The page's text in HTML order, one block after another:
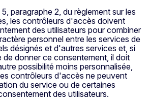
paragraphe 2, du règlement sur les
les contrôleurs d'accès doivent
des utilisateurs pour combiner
personnel entre les services de
désignés et d'autres services et, si
de donner ce consentement, il doit
possibilité moins personnalisée,
contrôleurs d'accès ne peuvent
du service ou de certaines
des utilisateurs.